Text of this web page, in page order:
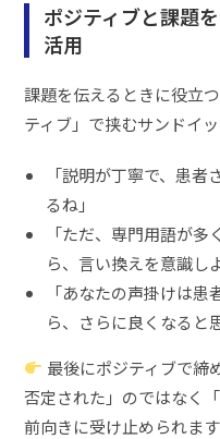
ポジティブと課題
活用
課題を伝えるときに役立
ティブ」で挟むサンドイッ
「説明が丁寧で、患
るね」
「ただ、専門用語が
ら、言い換えを意識し
「あなたの声掛けは
ら、さらに良くなると
最後にポジティブで締
否定された」のではなく
前向きに受け止められます